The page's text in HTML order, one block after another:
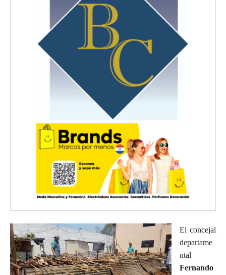
El concejal
departame
ntal
Fernando